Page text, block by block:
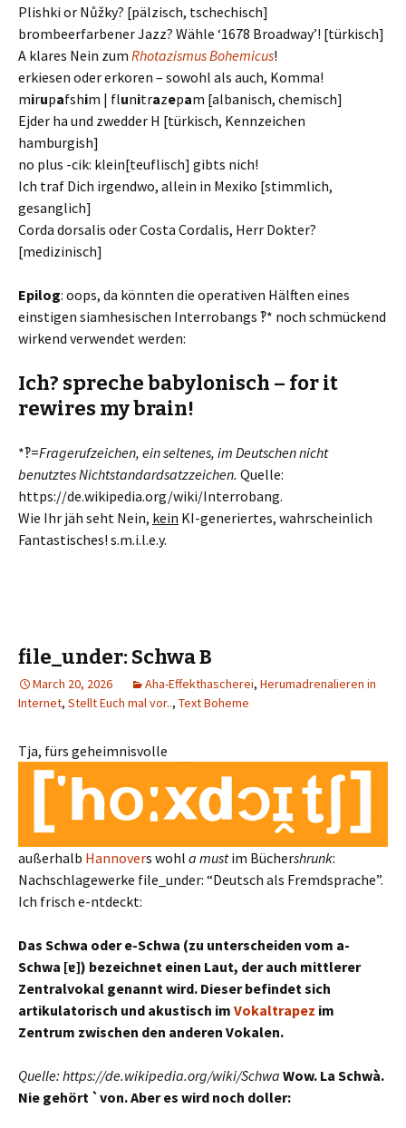
Plishki or Nůžky? [pälzisch, tschechisch]
brombeerfarbener Jazz? Wähle ‘1678 Broadway’! [türkisch]
A klares Nein zum Rhotazismus Bohemicus!
erkiesen oder erkoren – sowohl als auch, Komma!
mirupafshim | flunitrazepam [albanisch, chemisch]
Ejder ha und zwedder H [türkisch, Kennzeichen
hamburgish]
no plus -cik: klein[teuflisch] gibts nich!
Ich traf Dich irgendwo, allein in Mexiko [stimmlich,
gesanglich]
Corda dorsalis oder Costa Cordalis, Herr Dokter?
[medizinisch]
Epilog: oops, da könnten die operativen Hälften eines
einstigen siamhesischen Interrobangs ‽* noch schmückend
wirkend verwendet werden:
Ich? spreche babylonisch – for it
rewires my brain!
*‽=Fragerufzeichen, ein seltenes, im Deutschen nicht
benutztes Nichtstandardsatzzeichen. Quelle:
https://de.wikipedia.org/wiki/Interrobang.
Wie Ihr jäh seht Nein, kein KI-generiertes, wahrscheinlich
Fantastisches! s.m.i.l.e.y.
file_under: Schwa B
March 20, 2026 Aha-Effekthascherei, Herumadrenalieren in
Internet, Stellt Euch mal vor.., Text Boheme
Tja, fürs geheimnisvolle
außerhalb Hannovers wohl a mustim Büchershrunk:
Nachschlagewerke file_under: “Deutsch als Fremdsprache”.
Ich frisch e-ntdeckt:
Das Schwa oder e-Schwa (zu unterscheiden vom a-
Schwa [ɐ]) bezeichnet einen Laut, der auch mittlerer
Zentralvokal genannt wird. Dieser befindet sich
artikulatorisch und akustisch im Vokaltrapez im
Zentrum zwischen den anderen Vokalen.
Quelle: https://de.wikipedia.org/wiki/Schwa Wow. La Schwà.
Nie gehört `von. Aber es wird noch doller: